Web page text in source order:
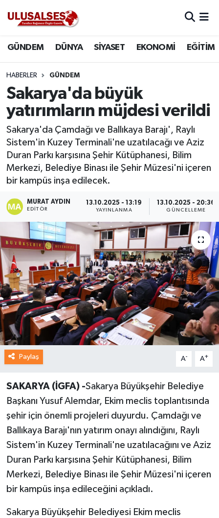
GÜNDEM DÜNYA SİYASET EKONOMİ EĞİTİM
HABERLER GÜNDEM
Sakarya'da büyük
yatırımların müjdesi verildi
Sakarya'da Çamdağı ve Ballıkaya Barajı', Raylı
Sistem'in Kuzey Terminali'ne uzatılacağı ve Aziz
Duran Parkı karşısına Şehir Kütüphanesi, Bilim
Merkezi, Belediye Binası ile Şehir Müzesi'ni içeren
bir kampüs inşa edilecek.
MURAT AYDIN
EDITÖR
13.10.2025 - 13:19
YAYINLANMA
13.10.2025 - 20:36
GÜNCELLEME
Paylaş A- A+
SAKARYA (İGFA) -Sakarya Büyükşehir Belediye
Başkanı Yusuf Alemdar, Ekim meclis toplantısında
şehir için önemli projeleri duyurdu. Çamdağı ve
Ballıkaya Barajı'nın yatırım onayı alındığını, Raylı
Sistem'in Kuzey Terminali'ne uzatılacağını ve Aziz
Duran Parkı karşısına Şehir Kütüphanesi, Bilim
Merkezi, Belediye Binası ile Şehir Müzesi'ni içeren
bir kampüs inşa edileceğini açıkladı.
Sakarya Büyükşehir Belediyesi Ekim meclis
DÜNYA
SİYASET
EKONOMİ
EĞİTİM
MAGAZİN
SPOR
Trafik Durumu
Süper Lig Puan Durumu ve Fikstür
Tüm Manşetler
Son Dakika Haberleri
Haber Arşivi